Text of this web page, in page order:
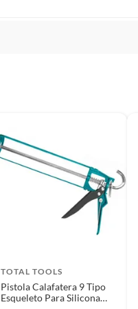
6 Meses
TOTAL TOOLS
Pistola Calafatera 9 Tipo
Esqueleto Para Silicona